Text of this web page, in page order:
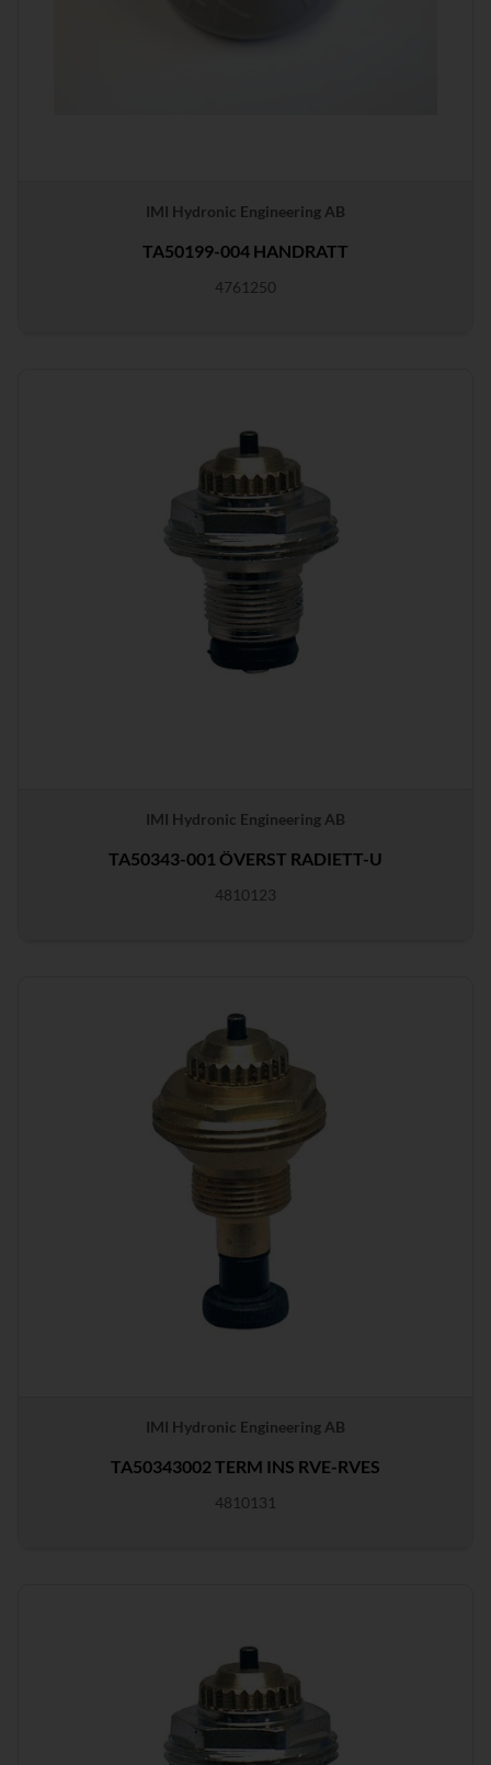
IMI Hydronic Engineering AB
TA50199-004 HANDRATT
4761250
IMI Hydronic Engineering AB
TA50343-001 ÖVERST RADIETT-U
4810123
IMI Hydronic Engineering AB
TA50343002 TERM INS RVE-RVES
4810131